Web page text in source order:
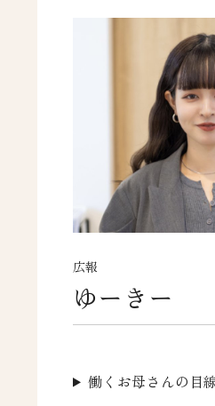
広報
ゆーきー
働くお母さんの目